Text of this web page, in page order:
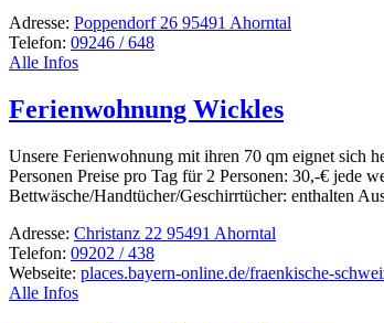
Adresse: Poppendorf 26 95491 Ahorntal
Telefon: 09246 / 648
Alle Infos
Ferienwohnung Wickles
Unsere Feri­en­woh­nung mit ihren 70 qm eignet sich
Personen Preise pro Tag für 2 Personen: 30,-€ jede
Bettwäsche/Handtücher/Geschirrtücher: enthalten
Adresse: Christanz 22 95491 Ahorntal
Telefon: 09202 / 438
Webseite: places.bayern-online.de/fraenkische-
Alle Infos